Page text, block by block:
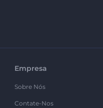
Empresa
Sobre Nós
Contate-Nos